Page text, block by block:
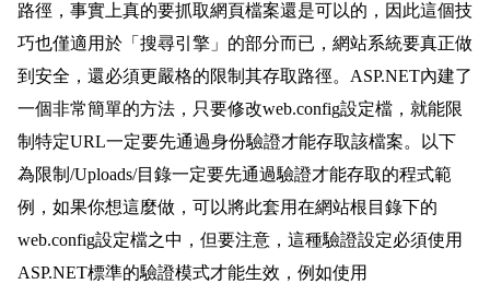
路徑，事實上真的要抓取網頁檔案還是可以的，因此這個技
巧也僅適用於「搜尋引擎」的部分而已，網站系統要真正做
到安全，還必須更嚴格的限制其存取路徑。ASP.NET內建了
一個非常簡單的方法，只要修改web.config設定檔，就能限
制特定URL一定要先通過身份驗證才能存取該檔案。以下
為限制/Uploads/目錄一定要先通過驗證才能存取的程式範
例，如果你想這麼做，可以將此套用在網站根目錄下的
web.config設定檔之中，但要注意，這種驗證設定必須使用
ASP.NET標準的驗證模式才能生效，例如使用